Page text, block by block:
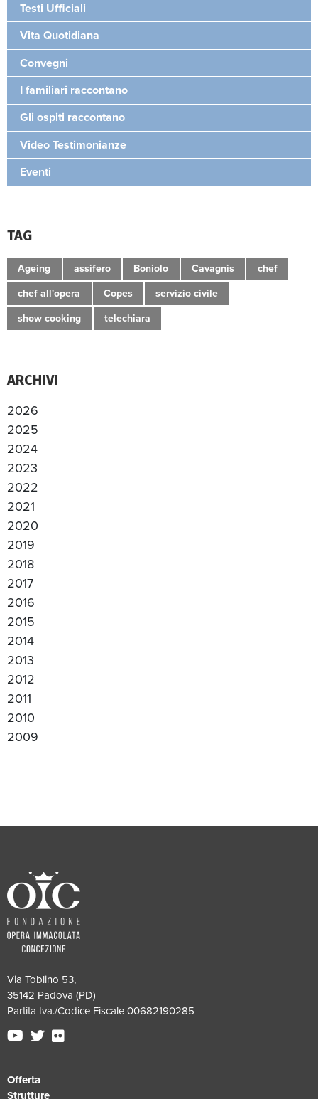
Testi Ufficiali
Vita Quotidiana
Convegni
I familiari raccontano
Gli ospiti raccontano
Video Testimonianze
Eventi
TAG
Ageing assifero Boniolo Cavagnis chef
chef all'opera Copes servizio civile
show cooking telechiara
ARCHIVI
2026
2025
2024
2023
2022
2021
2020
2019
2018
2017
2016
2015
2014
2013
2012
2011
2010
2009
Via Toblino 53,
35142 Padova (PD)
Partita Iva./Codice Fiscale 00682190285
Offerta
Strutture